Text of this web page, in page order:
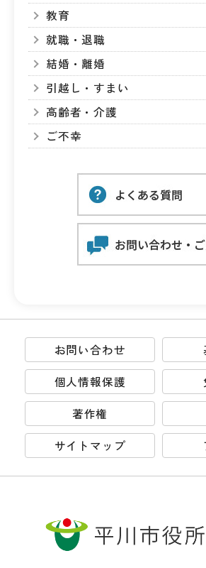
教育
就職・退職
結婚・離婚
引越し・すまい
高齢者・介護
ご不幸
お問い合わせ
個人情報保護
著作権
サイトマップ